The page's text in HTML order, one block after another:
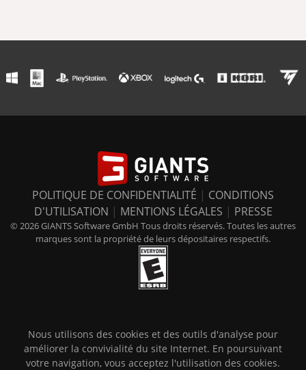
POLITIQUE DE CONFIDENTIALITÉ | CONDITIONS
D'UTILISATION | MENTIONS LÉGALES | PRESSE
© 2026 GIANTS Software GmbH Tous droits réservés. Toutes les autres
marques sont la propriété de leurs dépositaires respectifs.
Nous utilisons des cookies et des outils d'analyse pour
améliorer la convivialité du site Internet. En poursuivant
votre navigation, vous acceptez l'utilisation des cookies.